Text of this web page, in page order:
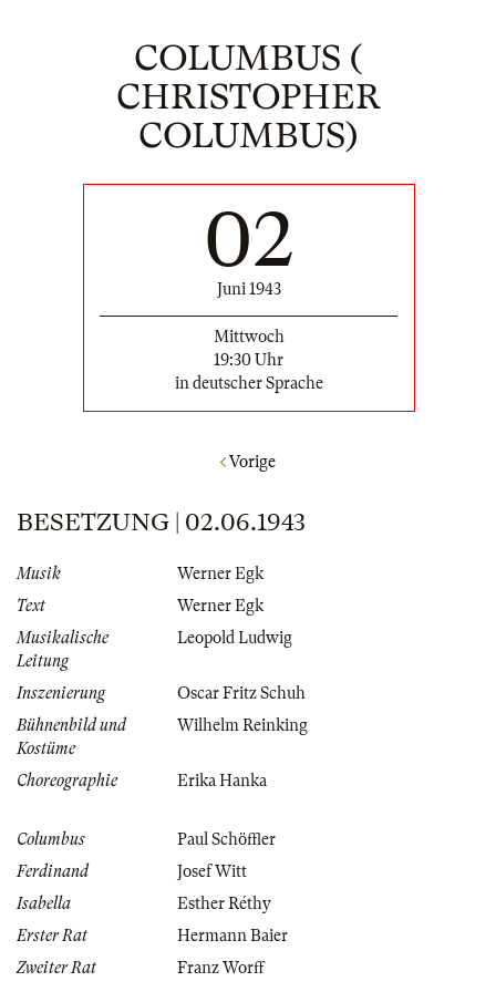
COLUMBUS (
CHRISTOPHER
COLUMBUS)
02
Juni 1943
Mittwoch
19:30 Uhr
in deutscher Sprache
Vorige
BESETZUNG | 02.06.1943
Musik
Werner Egk
Text
Werner Egk
Musikalische
Leitung
Leopold Ludwig
Inszenierung
Oscar Fritz Schuh
Bühnenbild und
Kostüme
Wilhelm Reinking
Choreographie Erika Hanka
Columbus
Paul Schöffler
Ferdinand
Josef Witt
Isabella
Esther Réthy
Erster Rat
Hermann Baier
Zweiter Rat
Franz Worff